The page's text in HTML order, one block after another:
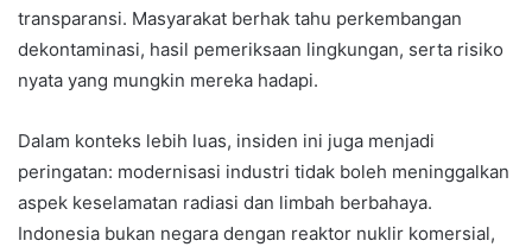
transparansi. Masyarakat berhak tahu perkembangan
dekontaminasi, hasil pemeriksaan lingkungan, serta risiko
nyata yang mungkin mereka hadapi.
Dalam konteks lebih luas, insiden ini juga menjadi
peringatan: modernisasi industri tidak boleh meninggalkan
aspek keselamatan radiasi dan limbah berbahaya.
Indonesia bukan negara dengan reaktor nuklir komersial,